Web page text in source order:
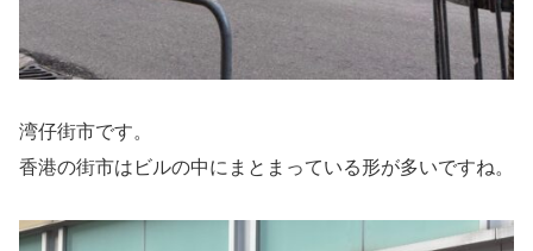
湾仔街市です。
香港の街市はビルの中にまとまっている形が多いですね。